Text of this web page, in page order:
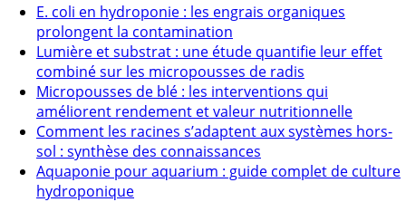
E. coli en hydroponie : les engrais organiques
prolongent la contamination
Lumière et substrat : une étude quantifie leur effet
combiné sur les micropousses de radis
Micropousses de blé : les interventions qui
améliorent rendement et valeur nutritionnelle
Comment les racines s’adaptent aux systèmes hors-
sol : synthèse des connaissances
Aquaponie pour aquarium : guide complet de culture
hydroponique